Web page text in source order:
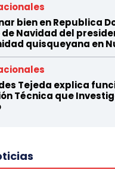
bien en Republica
Navidad del
quisqueyana en
Tejeda explica
Técnica que